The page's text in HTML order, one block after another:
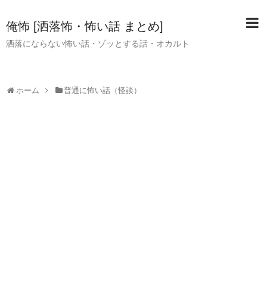
俺怖 [洒落怖・怖い話 まとめ]
洒落にならない怖い話・ゾッとする話・オカルト
ホーム 普通に怖い話（怪談）